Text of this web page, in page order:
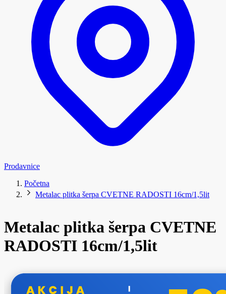
Prodavnice
Početna
Metalac plitka šerpa CVETNE RADOSTI 16cm/1,5lit
Metalac plitka šerpa CVETNE
RADOSTI 16cm/1,5lit